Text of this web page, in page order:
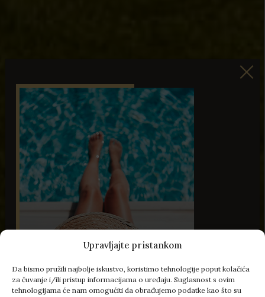
Upravljajte pristankom
Da bismo pružili najbolje iskustvo, koristimo tehnologije poput kolačića
za čuvanje i/ili pristup informacijama o uređaju. Suglasnost s ovim
tehnologijama će nam omogućiti da obrađujemo podatke kao što su
49 Slika